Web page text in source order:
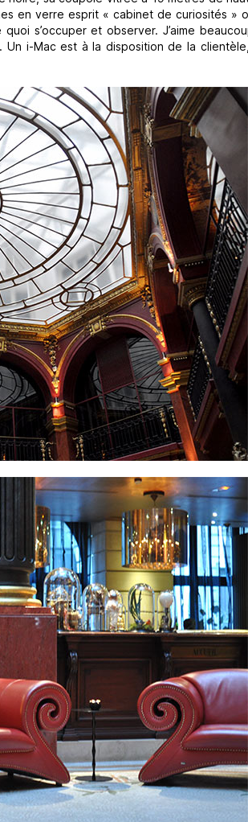
en verre esprit « cabinet de curiosités »
s’occuper et observer. J’aime
Un i-Mac est à la disposition de la